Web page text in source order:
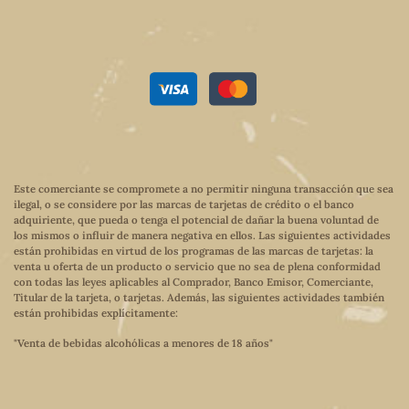
Este comerciante se compromete a no permitir ninguna transacción que sea
ilegal, o se considere por las marcas de tarjetas de crédito o el banco
adquiriente, que pueda o tenga el potencial de dañar la buena voluntad de
los mismos o influir de manera negativa en ellos. Las siguientes actividades
están prohibidas en virtud de los programas de las marcas de tarjetas: la
venta u oferta de un producto o servicio que no sea de plena conformidad
con todas las leyes aplicables al Comprador, Banco Emisor, Comerciante,
Titular de la tarjeta, o tarjetas. Además, las siguientes actividades también
están prohibidas explícitamente:
"Venta de bebidas alcohólicas a menores de 18 años"